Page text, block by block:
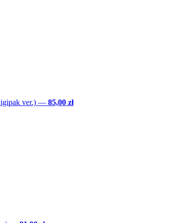
ver.) — 85,00 zł